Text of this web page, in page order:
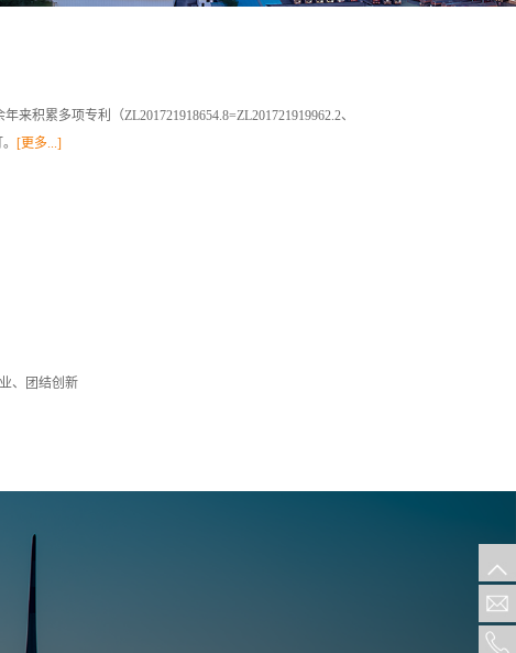
积累多项专利（ZL201721918654.8=ZL201721919962.2、
[更多...]
、团结创新